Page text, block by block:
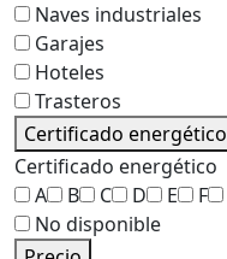
Naves industriales
Garajes
Hoteles
Trasteros
Certificado energético
Certificado energético
A
B C D E F
No disponible